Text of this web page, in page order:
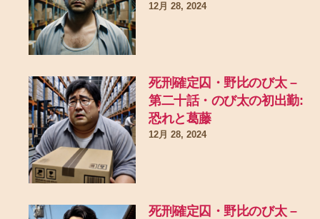
12月 28, 2024
死刑確定囚・野比のび太 –
第二十話・のび太の初出勤:
恐れと葛藤
12月 28, 2024
死刑確定囚・野比のび太 –